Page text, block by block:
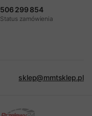
506 299 854
Status zamówienia
sklep@mmtsklep.pl